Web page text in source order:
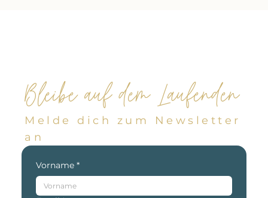
Bleibe auf dem Laufenden
Melde dich zum Newsletter
an
Vorname *